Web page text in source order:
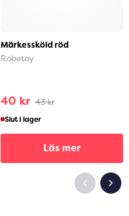
Märkessköld röd
Robetoy
40 kr 43 kr
Slut i lager
Läs mer